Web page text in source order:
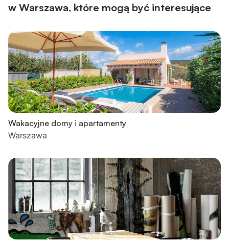
w Warszawa, które mogą być interesujące
Wakacyjne domy i apartamenty
Warszawa